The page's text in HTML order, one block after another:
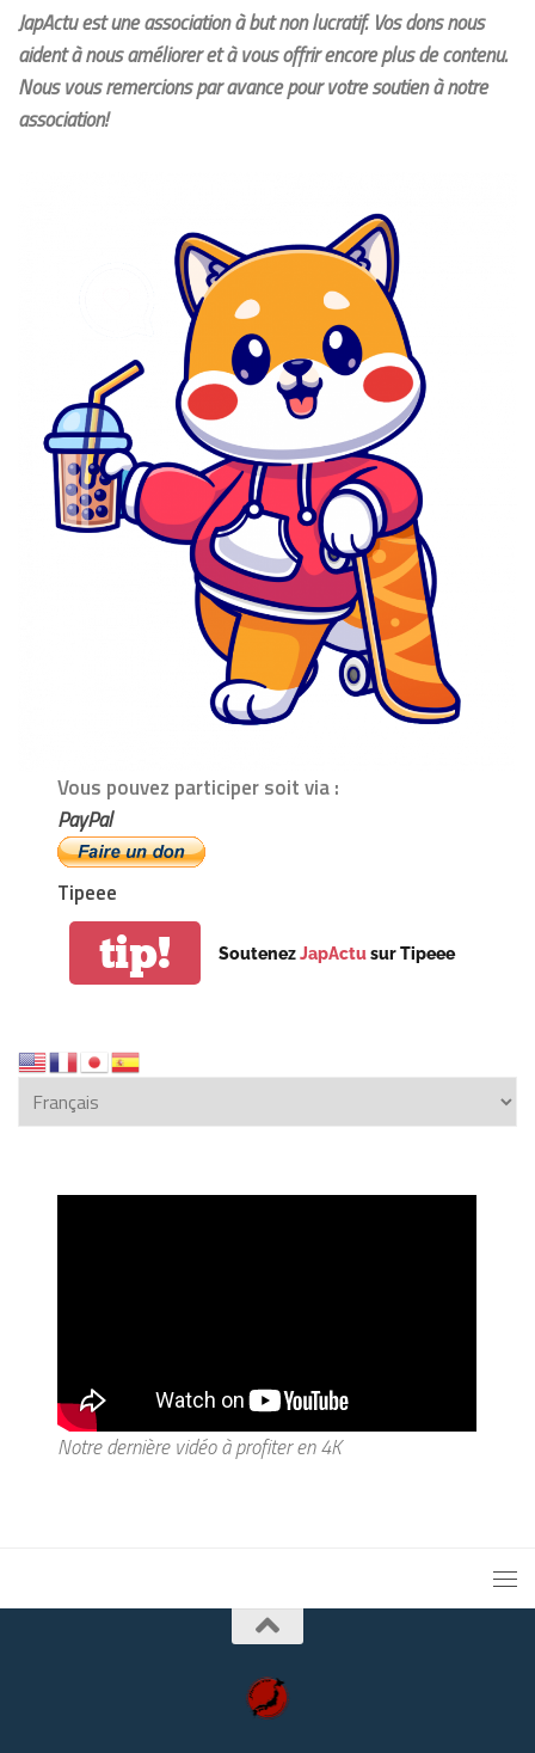
JapActu est une association à but non lucratif. Vos dons nous
aident à nous améliorer et à vous offrir encore plus de contenu.
Nous vous remercions par avance pour votre soutien à notre
association!
Vous pouvez participer soit via :
PayPal
Tipeee
tip! SoutenezJapActusur Tipeee
Notre dernière vidéo à profiter en 4K